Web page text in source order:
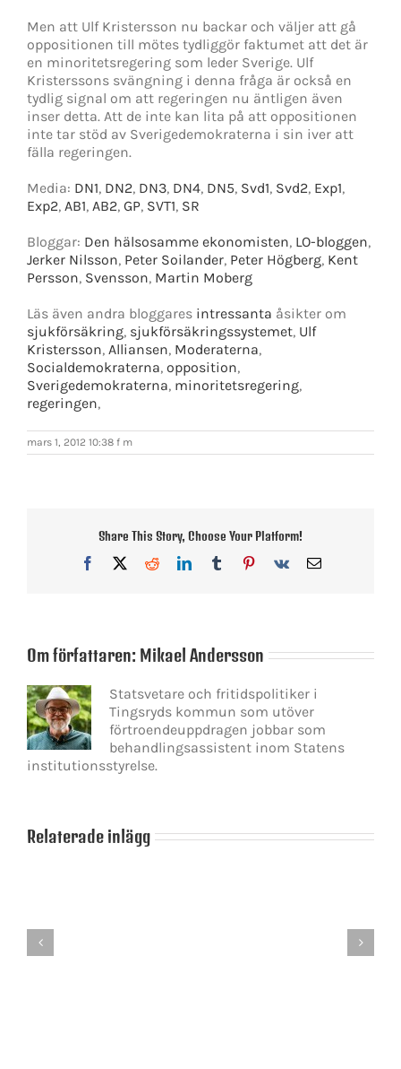
Men att Ulf Kristersson nu backar och väljer att gå
oppositionen till mötes tydliggör faktumet att det är
en minoritetsregering som leder Sverige. Ulf
Kristerssons svängning i denna fråga är också en
tydlig signal om att regeringen nu äntligen även
inser detta. Att de inte kan lita på att oppositionen
inte tar stöd av Sverigedemokraterna i sin iver att
fälla regeringen.
Media: DN1, DN2, DN3, DN4, DN5, Svd1, Svd2, Exp1,
Exp2, AB1, AB2, GP, SVT1, SR
Bloggar: Den hälsosamme ekonomisten, LO-bloggen,
Jerker Nilsson, Peter Soilander, Peter Högberg, Kent
Persson, Svensson, Martin Moberg
Läs även andra bloggares intressanta åsikter om
sjukförsäkring, sjukförsäkringssystemet, Ulf
Kristersson, Alliansen, Moderaterna,
Socialdemokraterna, opposition,
Sverigedemokraterna, minoritetsregering,
regeringen,
mars 1, 2012 10:38 f m
Share This Story, Choose Your Platform!
Facebook
X RedditLinkedInTumblrPinterest
Vk
E-
Om författaren: Mikael Andersson
Statsvetare och fritidspolitiker i
Tingsryds kommun som utöver
förtroendeuppdragen jobbar som
behandlingsassistent inom Statens
institutionsstyrelse.
Relaterade inlägg